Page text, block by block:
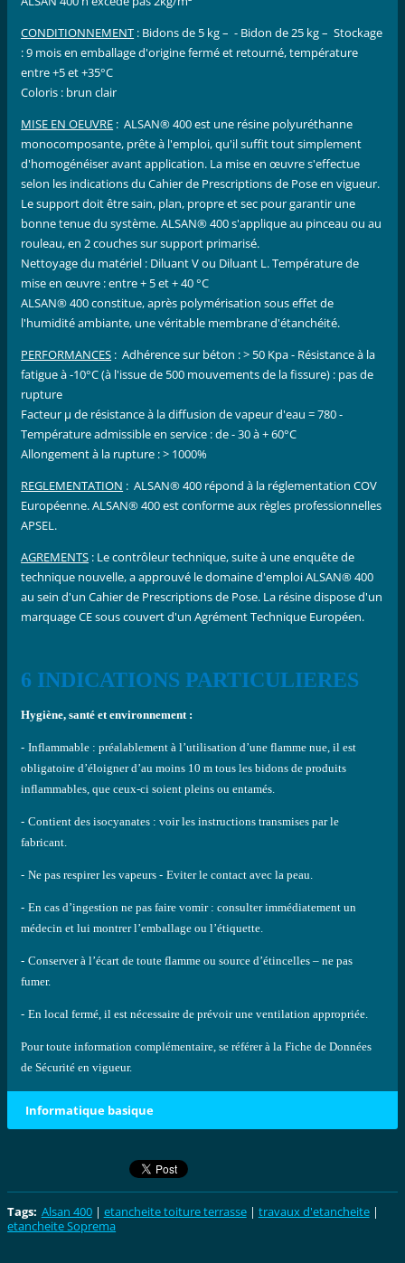
CONDITIONNEMENT : Bidons de 5 kg – - Bidon de 25 kg – Stockage
: 9 mois en emballage d'origine fermé et retourné, température
entre +5 et +35°C
Coloris : brun clair
MISE EN OEUVRE : ALSAN® 400 est une résine polyuréthanne
monocomposante, prête à l'emploi, qu'il suffit tout simplement
d'homogénéiser avant application. La mise en œuvre s'effectue
selon les indications du Cahier de Prescriptions de Pose en vigueur.
Le support doit être sain, plan, propre et sec pour garantir une
bonne tenue du système. ALSAN® 400 s'applique au pinceau ou au
rouleau, en 2 couches sur support primarisé.
Nettoyage du matériel : Diluant V ou Diluant L. Température de
mise en œuvre : entre + 5 et + 40 °C
ALSAN® 400 constitue, après polymérisation sous effet de
l'humidité ambiante, une véritable membrane d'étanchéité.
PERFORMANCES : Adhérence sur béton : > 50 Kpa - Résistance à la
fatigue à -10°C (à l'issue de 500 mouvements de la fissure) : pas de
rupture
Facteur µ de résistance à la diffusion de vapeur d'eau = 780 -
Température admissible en service : de - 30 à + 60°C
Allongement à la rupture : > 1000%
REGLEMENTATION : ALSAN® 400 répond à la réglementation COV
Européenne. ALSAN® 400 est conforme aux règles professionnelles
APSEL.
AGREMENTS : Le contrôleur technique, suite à une enquête de
technique nouvelle, a approuvé le domaine d'emploi ALSAN® 400
au sein d'un Cahier de Prescriptions de Pose. La résine dispose d'un
marquage CE sous couvert d'un Agrément Technique Européen.
6 INDICATIONS PARTICULIERES
Hygiène, santé et environnement :
-Inflammable : préalablement à l’utilisation d’une flamme nue, il est
obligatoired’éloigner d’au moins 10 m tous les bidons de produits
inflammables, que ceux-cisoient pleins ou entamés.
-Contient des isocyanates : voir les instructions transmises par le
fabricant.
-Ne pas respirer les vapeurs-Eviter le contact avec la peau.
-En cas d’ingestion ne pas faire vomir : consulter immédiatement un
médecin et luimontrer l’emballage ou l’étiquette.
-Conserver à l’écart de toute flamme ou source d’étincelles – ne pas
fumer.
-En local fermé, il est nécessaire de prévoir une ventilation appropriée.
Pour toute information complémentaire, se référer à la Fiche de Données
de Sécurité envigueur.
Informatique basique
Tags: Alsan 400 | etancheite toiture terrasse | travaux d'etancheite |
etancheite Soprema